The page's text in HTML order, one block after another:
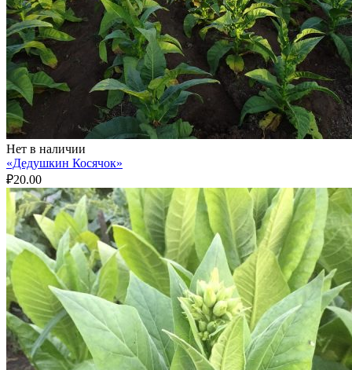
Нет в наличии
«Дедушкин Косячок»
₽20.00